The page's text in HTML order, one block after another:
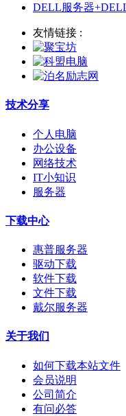
DELL服务器
友情链接 :
技术分享
个人电脑
办公设备
网络技术
IT小知识
服务器
下载中心
惠普服务器
驱动下载
软件下载
文件下载
戴尔服务器
关于我们
如何下载本站文件
会员说明
公司简介
有问必答